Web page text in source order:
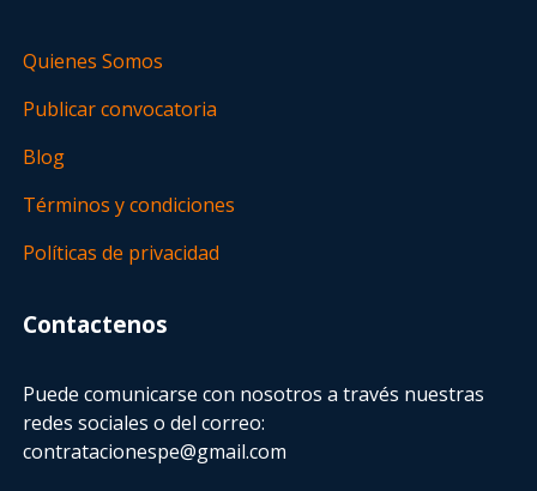
Quienes Somos
Publicar convocatoria
Blog
Términos y condiciones
Políticas de privacidad
Contactenos
Puede comunicarse con nosotros a través nuestras
redes sociales o del correo:
contratacionespe@gmail.com